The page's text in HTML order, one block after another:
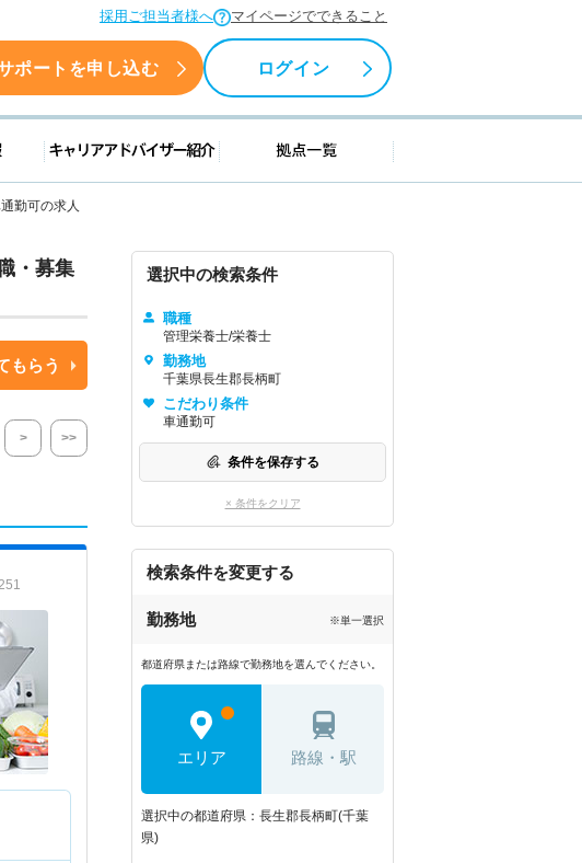
採用ご担当者様へ マイページでできること
ポートを申し込む ログイン
転職支援情報 キャリアアドバイザー紹介 拠点一覧
勤可の求人
・募集
もらう
> >>
選択中の検索条件
職種
管理栄養士/栄養士
勤務地
千葉県長生郡長柄町
こだわり条件
車通勤可
条件を保存する
× 条件をクリア
検索条件を変更する
勤務地 ※単一選択
都道府県または路線で勤務地を選んでください。
エリア 路線・駅
選択中の都道府県：長生郡長柄町(千葉
県)